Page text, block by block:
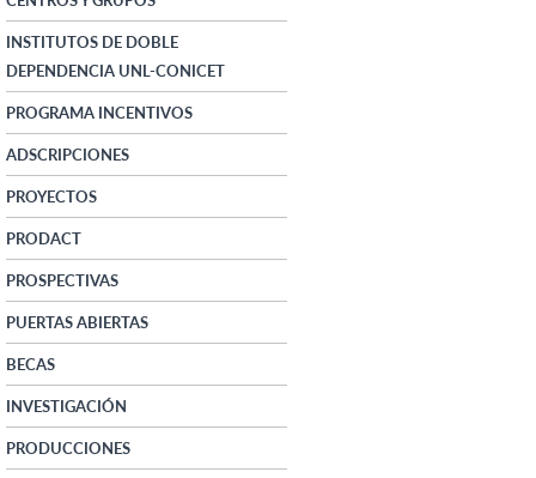
INSTITUTOS DE DOBLE
DEPENDENCIA UNL-CONICET
PROGRAMA INCENTIVOS
ADSCRIPCIONES
PROYECTOS
PRODACT
PROSPECTIVAS
PUERTAS ABIERTAS
BECAS
INVESTIGACIÓN
PRODUCCIONES